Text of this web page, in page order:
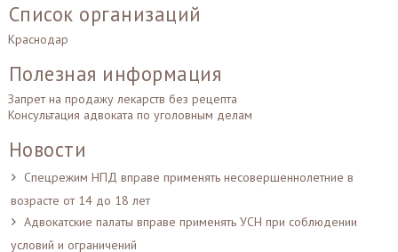
Список организаций
Краснодар
Полезная информация
Запрет на продажу лекарств без рецепта
Консультация адвоката по уголовным делам
Новости
Спецрежим НПД вправе применять несовершеннолетние в
возрасте от 14 до 18 лет
Адвокатские палаты вправе применять УСН при соблюдении
условий и ограничений